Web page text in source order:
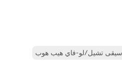
تشيل/لو-فاي هيب هوب